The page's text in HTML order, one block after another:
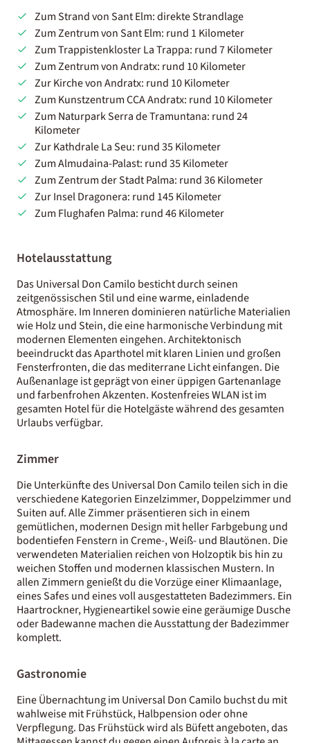
Zum Strand von Sant Elm: direkte Strandlage
Zum Zentrum von Sant Elm: rund 1 Kilometer
Zum Trappistenkloster La Trappa: rund 7 Kilometer
Zum Zentrum von Andratx: rund 10 Kilometer
Zur Kirche von Andratx: rund 10 Kilometer
Zum Kunstzentrum CCA Andratx: rund 10 Kilometer
Zum Naturpark Serra de Tramuntana: rund 24
Kilometer
Zur Kathdrale La Seu: rund 35 Kilometer
Zum Almudaina-Palast: rund 35 Kilometer
Zum Zentrum der Stadt Palma: rund 36 Kilometer
Zur Insel Dragonera: rund 145 Kilometer
Zum Flughafen Palma: rund 46 Kilometer
Hotelausstattung
Das Universal Don Camilo besticht durch seinen
zeitgenössischen Stil und eine warme, einladende
Atmosphäre. Im Inneren dominieren natürliche Materialien
wie Holz und Stein, die eine harmonische Verbindung mit
modernen Elementen eingehen. Architektonisch
beeindruckt das Aparthotel mit klaren Linien und großen
Fensterfronten, die das mediterrane Licht einfangen. Die
Außenanlage ist geprägt von einer üppigen Gartenanlage
und farbenfrohen Akzenten. Kostenfreies WLAN ist im
gesamten Hotel für die Hotelgäste während des gesamten
Urlaubs verfügbar.
Zimmer
Die Unterkünfte des Universal Don Camilo teilen sich in die
verschiedene Kategorien Einzelzimmer, Doppelzimmer und
Suiten auf. Alle Zimmer präsentieren sich in einem
gemütlichen, modernen Design mit heller Farbgebung und
bodentiefen Fenstern in Creme-, Weiß- und Blautönen. Die
verwendeten Materialien reichen von Holzoptik bis hin zu
weichen Stoffen und modernen klassischen Mustern. In
allen Zimmern genießt du die Vorzüge einer Klimaanlage,
eines Safes und eines voll ausgestatteten Badezimmers. Ein
Haartrockner, Hygieneartikel sowie eine geräumige Dusche
oder Badewanne machen die Ausstattung der Badezimmer
komplett.
Gastronomie
Eine Übernachtung im Universal Don Camilo buchst du mit
wahlweise mit Frühstück, Halbpension oder ohne
Verpflegung. Das Frühstück wird als Büfett angeboten, das